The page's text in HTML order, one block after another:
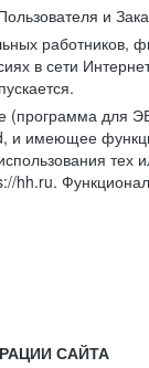
и
в сети
для
и имеющее
hh.ru.
САЙТА